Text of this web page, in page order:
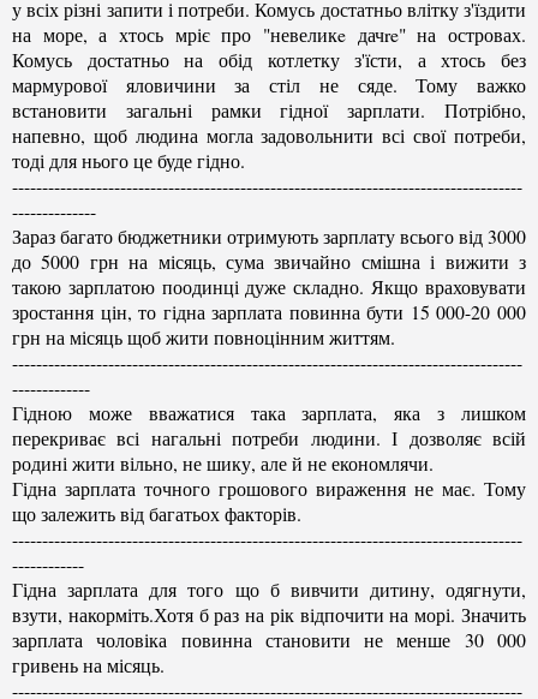
у всіх різні запити і потреби. Комусь достатньо влітку з'їздити
на море, а хтось мріє про "невеликe дачre" на островах.
Комусь достатньо на обід котлетку з'їсти, а хтось без
мармурової яловичини за стіл не сяде. Тому важко
встановити загальні рамки гідної зарплати. Потрібно,
напевно, щоб людина могла задовольнити всі свої потреби,
тоді для нього це буде гідно.
-------------------------------------------------------------------------------------
--------------
Зараз багато бюджетники отримують зарплату всього від 3000
до 5000 грн на місяць, сума звичайно смішна і вижити з
такою зарплатою поодинці дуже складно. Якщо враховувати
зростання цін, то гідна зарплата повинна бути 15 000-20 000
грн на місяць щоб жити повноцінним життям.
-------------------------------------------------------------------------------------
-------------
Гідною може вважатися така зарплата, яка з лишком
перекриває всі нагальні потреби людини. І дозволяє всій
родині жити вільно, не шику, але й не економлячи.
Гідна зарплата точного грошового вираження не має. Тому
що залежить від багатьох факторів.
-------------------------------------------------------------------------------------
------------
Гідна зарплата для того що б вивчити дитину, одягнути,
взути, накорміть.Хотя б раз на рік відпочити на морі. Значить
зарплата чоловіка повинна становити не менше 30 000
гривень на місяць.
-------------------------------------------------------------------------------------